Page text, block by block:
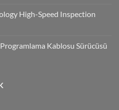
High-Speed Inspection
Kablosu Sürücüsü